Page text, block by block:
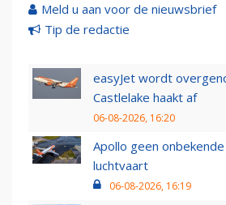
Meld u aan voor de nieuwsbrief
Tip de redactie
easyJet wordt
Castlelake haakt af
06-08-2026, 16:20
Apollo geen
luchtvaart
06-08-2026, 16:19